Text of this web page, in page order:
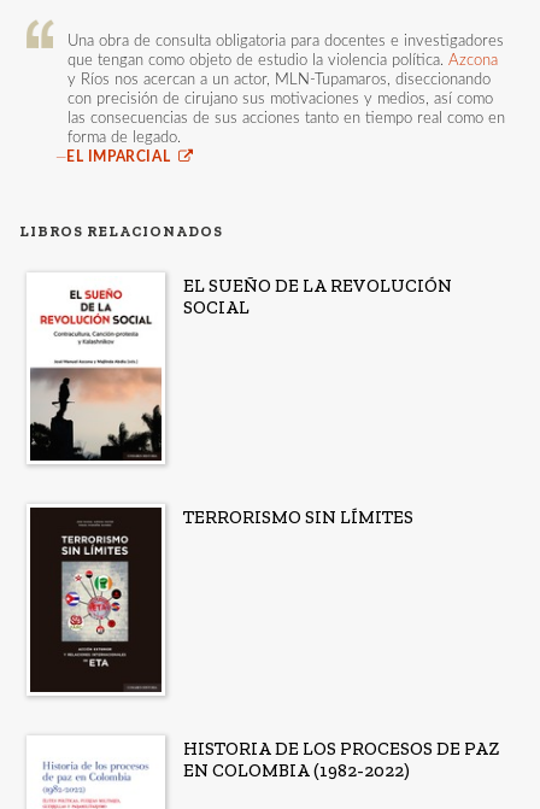
Una obra de consulta obligatoria para docentes e investigadores
que tengan como objeto de estudio la violencia política. Azcona
y Ríos nos acercan a un actor, MLN-Tupamaros, diseccionando
con precisión de cirujano sus motivaciones y medios, así como
las consecuencias de sus acciones tanto en tiempo real como en
forma de legado.
—EL IMPARCIAL
LIBROS RELACIONADOS
EL SUEÑO DE LA REVOLUCIÓN
SOCIAL
TERRORISMO SIN LÍMITES
HISTORIA DE LOS PROCESOS DE PAZ
EN COLOMBIA (1982-2022)